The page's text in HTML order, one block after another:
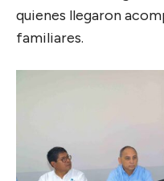
quienes llegaron
familiares.